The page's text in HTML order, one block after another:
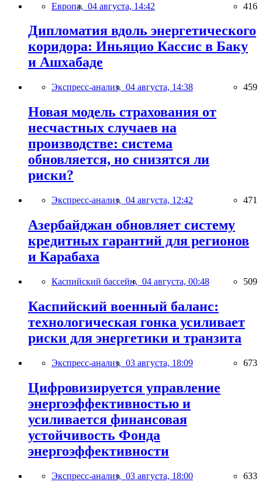
Европа, 04 августа, 14:42 416
Дипломатия вдоль энергетического
коридора: Иньяцио Кассис в Баку
и Ашхабаде
Экспресс-анализ, 04 августа, 14:38 459
Новая модель страхования от
несчастных случаев на
производстве: система
обновляется, но снизятся ли
риски?
Экспресс-анализ, 04 августа, 12:42 471
Азербайджан обновляет систему
кредитных гарантий для регионов
и Карабаха
Каспийский бассейн, 04 августа, 00:48 509
Каспийский военный баланс:
технологическая гонка усиливает
риски для энергетики и транзита
Экспресс-анализ, 03 августа, 18:09 673
Цифровизируется управление
энергоэффективностью и
усиливается финансовая
устойчивость Фонда
энергоэффективности
Экспресс-анализ, 03 августа, 18:00 633